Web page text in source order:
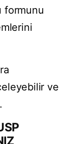
formunu
ve